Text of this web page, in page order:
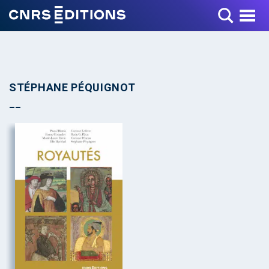
Toggle Menu
STÉPHANE PÉQUIGNOT